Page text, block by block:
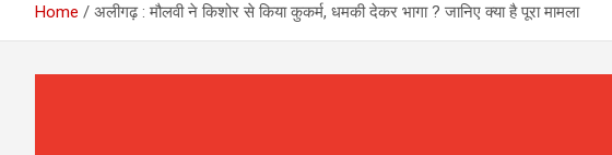
Home अलीगढ़ : मौलवी ने किशोर से किया कुकर्म, धमकी देकर भागा ? जानिए क्या है पूरा मामला